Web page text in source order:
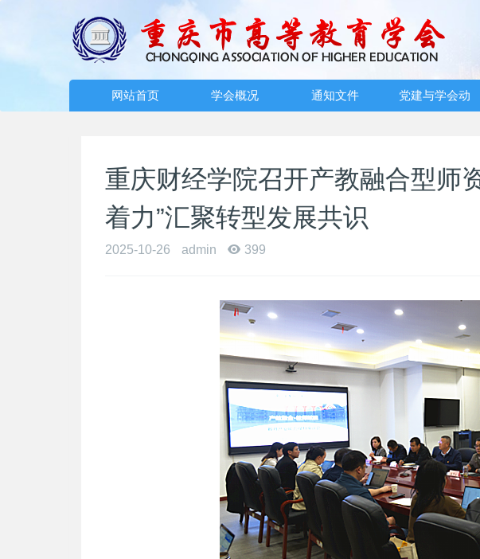
网站首页 学会概况 通知文件 党建与学会动
重庆财经学院召开产教融合型师
着力”汇聚转型发展共识
2025-10-26 admin 399